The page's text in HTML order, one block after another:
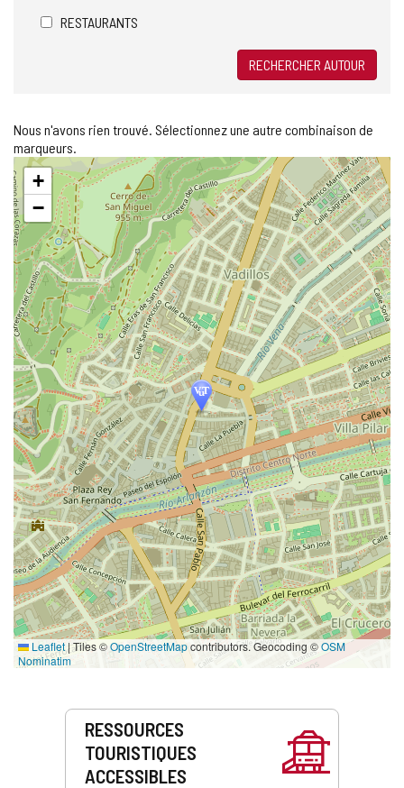
RESTAURANTS
RECHERCHER AUTOUR
Nous n'avons rien trouvé. Sélectionnez une autre combinaison de
marqueurs.
Sauter
la
carte
+
−
Leaflet|Tiles ©OpenStreetMapcontributors. Geocoding ©OSM
Nominatim
Prestations
RESSOURCES
TOURISTIQUES
ACCESSIBLES